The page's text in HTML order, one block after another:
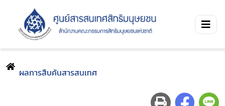
ผลการสืบค้นสารสนเทศ